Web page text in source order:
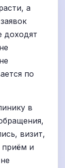
а
доходят
по
в
визит,
приём и